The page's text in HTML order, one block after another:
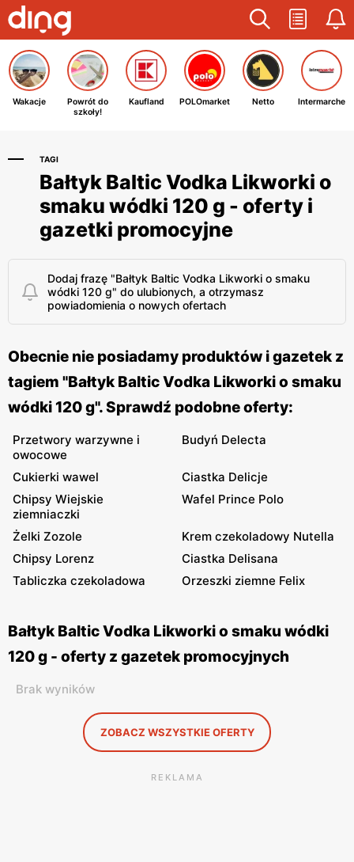
Wakacje
Powrót do
szkoły!
Kaufland POLOmarket Netto Intermarche
TAGI
Bałtyk Baltic Vodka Likworki o
smaku wódki 120 g - oferty i
gazetki promocyjne
Dodaj frazę "Bałtyk Baltic Vodka Likworki o smaku
wódki 120 g" do ulubionych, a otrzymasz
powiadomienia o nowych ofertach
Obecnie nie posiadamy produktów i gazetek z
tagiem "Bałtyk Baltic Vodka Likworki o smaku
wódki 120 g". Sprawdź podobne oferty:
Przetwory warzywne i
owocowe
Budyń Delecta
Cukierki wawel
Ciastka Delicje
Chipsy Wiejskie
ziemniaczki
Wafel Prince Polo
Żelki Zozole
Krem czekoladowy Nutella
Chipsy Lorenz
Ciastka Delisana
Tabliczka czekoladowa
Orzeszki ziemne Felix
Bałtyk Baltic Vodka Likworki o smaku wódki
120 g - oferty z gazetek promocyjnych
Brak wyników
ZOBACZ WSZYSTKIE OFERTY
REKLAMA